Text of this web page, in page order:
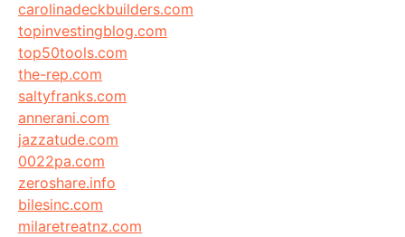
carolinadeckbuilders.com
topinvestingblog.com
top50tools.com
the-rep.com
saltyfranks.com
annerani.com
jazzatude.com
0022pa.com
zeroshare.info
bilesinc.com
milaretreatnz.com